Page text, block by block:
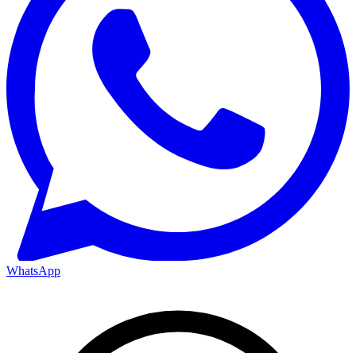
WhatsApp